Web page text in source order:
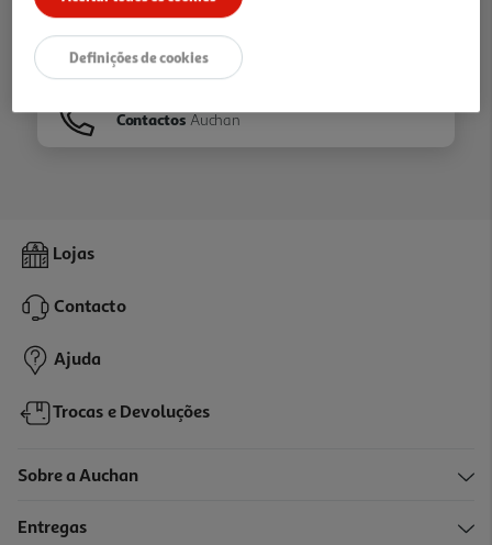
Folhetos
Contactos Auchan
Lojas
Contacto
Ajuda
Trocas e Devoluções
Sobre a Auchan
Entregas
Definições de cookies